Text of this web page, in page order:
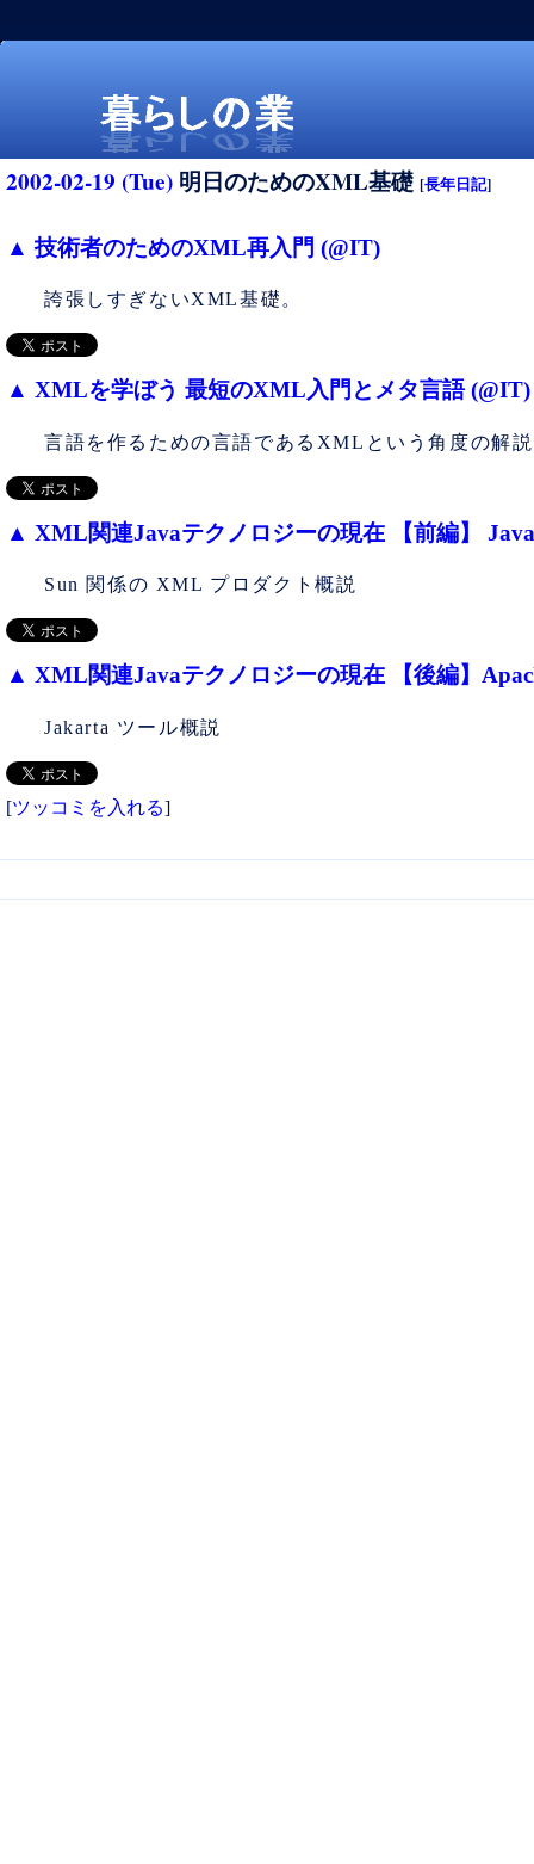
暮らしの業
2002-02-19 (Tue) 明日のためのXML基礎 [長年日記]
▲ 技術者のためのXML再入門 (@IT)
誇張しすぎないXML基礎。
▲ XMLを学ぼう 最短のXML入門とメタ言語 (@IT)
言語を作るための言語であるXMLという角度の解
▲ XML関連Javaテクノロジーの現在 【前編】
Sun 関係の XML プロダクト概説
▲ XML関連Javaテクノロジーの現在 【後編】
Jakarta ツール概説
[ツッコミを入れる]